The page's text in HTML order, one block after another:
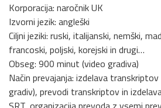
Korporacija: naročnik UK
Izvorni jezik: angleški
Ciljni jeziki: ruski, italijanski, nemški,
francoski, poljski, korejski in drugi…
Obseg: 900 minut (video gradiva)
Način prevajanja: izdelava
gradiv), prevodi transkriptov in